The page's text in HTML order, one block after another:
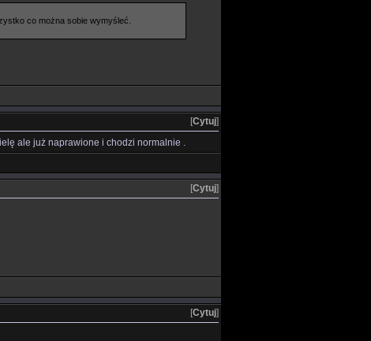
co można sobie wymyśleć.
[Cytuj]
ale już naprawione i chodzi normalnie .
[Cytuj]
[Cytuj]